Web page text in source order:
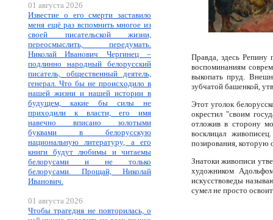
01 августа 2026
Известие о его смерти заставило
меня ещё раз вспомнить многое из
своей писательской жизни,
переосмыслить, передумать.
Николай Иванович Чергинец –
подлинно народный белорусский
писатель, общественный деятель,
генерал. Что бы не происходило в
нашей жизни и нашей истории в
будущем, какие бы силы не
приходили к власти, его имя
навечно вписано золотыми
буквами в белорусскую
национальную литературу, а его
книги будут любимы и читаемы
белорусами и не только
белорусами. Прощай, Николай
Иванович.
01 августа 2026
Чтобы трагедия не повторилась, о
Правда, здесь Репину
воспоминаниям
выкопать пруд.
зубчатой башенкой,
Этот уголок
окрестил "своим
отложив в сторону
восклицал
позирования,
Знатоки живописи
художником
искусствоведы
сумел не просто